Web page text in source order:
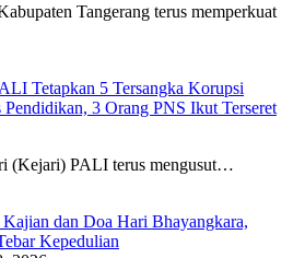
Tangerang terus memperkuat
Tetapkan 5 Tersangka Korupsi
3 Orang PNS Ikut Terseret
(Kejari) PALI terus mengusut…
Kajian dan Doa Hari Bhayangkara,
Kepedulian